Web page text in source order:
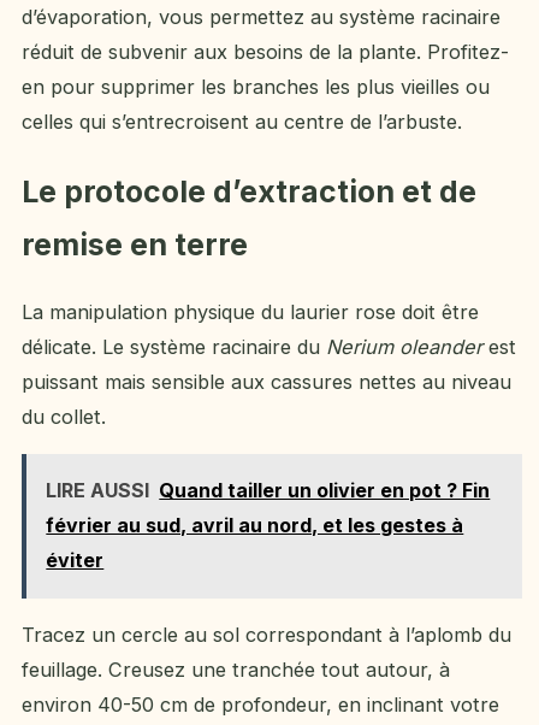
d’évaporation, vous permettez au système racinaire
réduit de subvenir aux besoins de la plante. Profitez-
en pour supprimer les branches les plus vieilles ou
celles qui s’entrecroisent au centre de l’arbuste.
Le protocole d’extraction et de
remise en terre
La manipulation physique du laurier rose doit être
délicate. Le système racinaire du Nerium oleanderest
puissant mais sensible aux cassures nettes au niveau
du collet.
LIRE AUSSI Quand tailler un olivier en pot ? Fin
février au sud, avril au nord, et les gestes à
éviter
Tracez un cercle au sol correspondant à l’aplomb du
feuillage. Creusez une tranchée tout autour, à
environ 40-50 cm de profondeur, en inclinant votre